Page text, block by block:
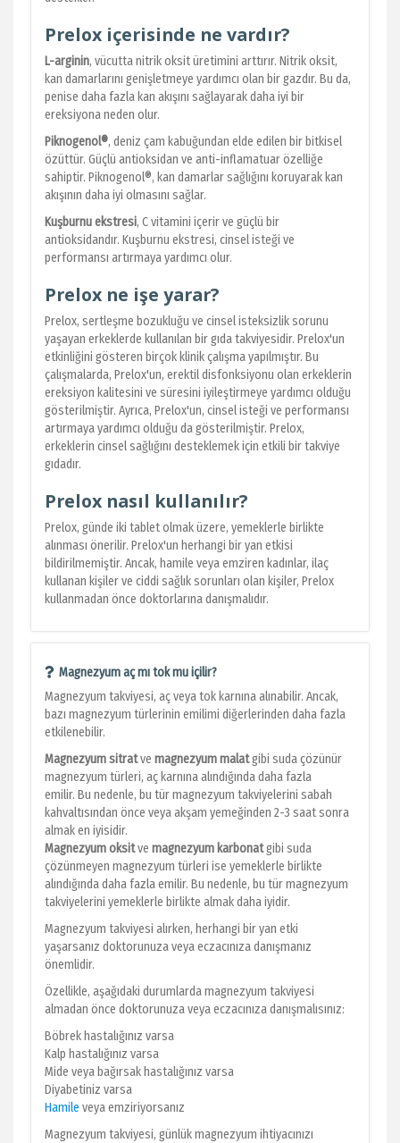
Prelox içerisinde ne vardır?
L-arginin, vücutta nitrik oksit üretimini arttırır. Nitrik oksit,
kan damarlarını genişletmeye yardımcı olan bir gazdır. Bu da,
penise daha fazla kan akışını sağlayarak daha iyi bir
ereksiyona neden olur.
Piknogenol®, deniz çam kabuğundan elde edilen bir bitkisel
özüttür. Güçlü antioksidan ve anti-inflamatuar özelliğe
sahiptir. Piknogenol®, kan damarlar sağlığını koruyarak kan
akışının daha iyi olmasını sağlar.
Kuşburnu ekstresi, C vitamini içerir ve güçlü bir
antioksidandır. Kuşburnu ekstresi, cinsel isteği ve
performansı artırmaya yardımcı olur.
Prelox ne işe yarar?
Prelox, sertleşme bozukluğu ve cinsel isteksizlik sorunu
yaşayan erkeklerde kullanılan bir gıda takviyesidir. Prelox'un
etkinliğini gösteren birçok klinik çalışma yapılmıştır. Bu
çalışmalarda, Prelox'un, erektil disfonksiyonu olan erkeklerin
ereksiyon kalitesini ve süresini iyileştirmeye yardımcı olduğu
gösterilmiştir. Ayrıca, Prelox'un, cinsel isteği ve performansı
artırmaya yardımcı olduğu da gösterilmiştir. Prelox,
erkeklerin cinsel sağlığını desteklemek için etkili bir takviye
gıdadır.
Prelox nasıl kullanılır?
Prelox, günde iki tablet olmak üzere, yemeklerle birlikte
alınması önerilir. Prelox'un herhangi bir yan etkisi
bildirilmemiştir. Ancak, hamile veya emziren kadınlar, ilaç
kullanan kişiler ve ciddi sağlık sorunları olan kişiler, Prelox
kullanmadan önce doktorlarına danışmalıdır.
Magnezyum aç mı tok mu içilir?
Magnezyum takviyesi, aç veya tok karnına alınabilir. Ancak,
bazı magnezyum türlerinin emilimi diğerlerinden daha fazla
etkilenebilir.
Magnezyum sitratve magnezyum malatgibi suda çözünür
magnezyum türleri, aç karnına alındığında daha fazla
emilir. Bu nedenle, bu tür magnezyum takviyelerini sabah
kahvaltısından önce veya akşam yemeğinden 2-3 saat sonra
almak en iyisidir.
Magnezyum oksitve magnezyum karbonatgibi suda
çözünmeyen magnezyum türleri ise yemeklerle birlikte
alındığında daha fazla emilir. Bu nedenle, bu tür magnezyum
takviyelerini yemeklerle birlikte almak daha iyidir.
Magnezyum takviyesi alırken, herhangi bir yan etki
yaşarsanız doktorunuza veya eczacınıza danışmanız
önemlidir.
Özellikle, aşağıdaki durumlarda magnezyum takviyesi
almadan önce doktorunuza veya eczacınıza danışmalısınız:
Böbrek hastalığınız varsa
Kalp hastalığınız varsa
Mide veya bağırsak hastalığınız varsa
Diyabetiniz varsa
Hamile veya emziriyorsanız
Magnezyum takviyesi, günlük magnezyum ihtiyacınızı